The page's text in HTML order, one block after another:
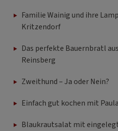
Familie Wainig und ihre
Kritzendorf
Das perfekte Bauernbratl
Reinsberg
Zweithund – Ja oder Nein?
Einfach gut kochen mit
Blaukrautsalat mit